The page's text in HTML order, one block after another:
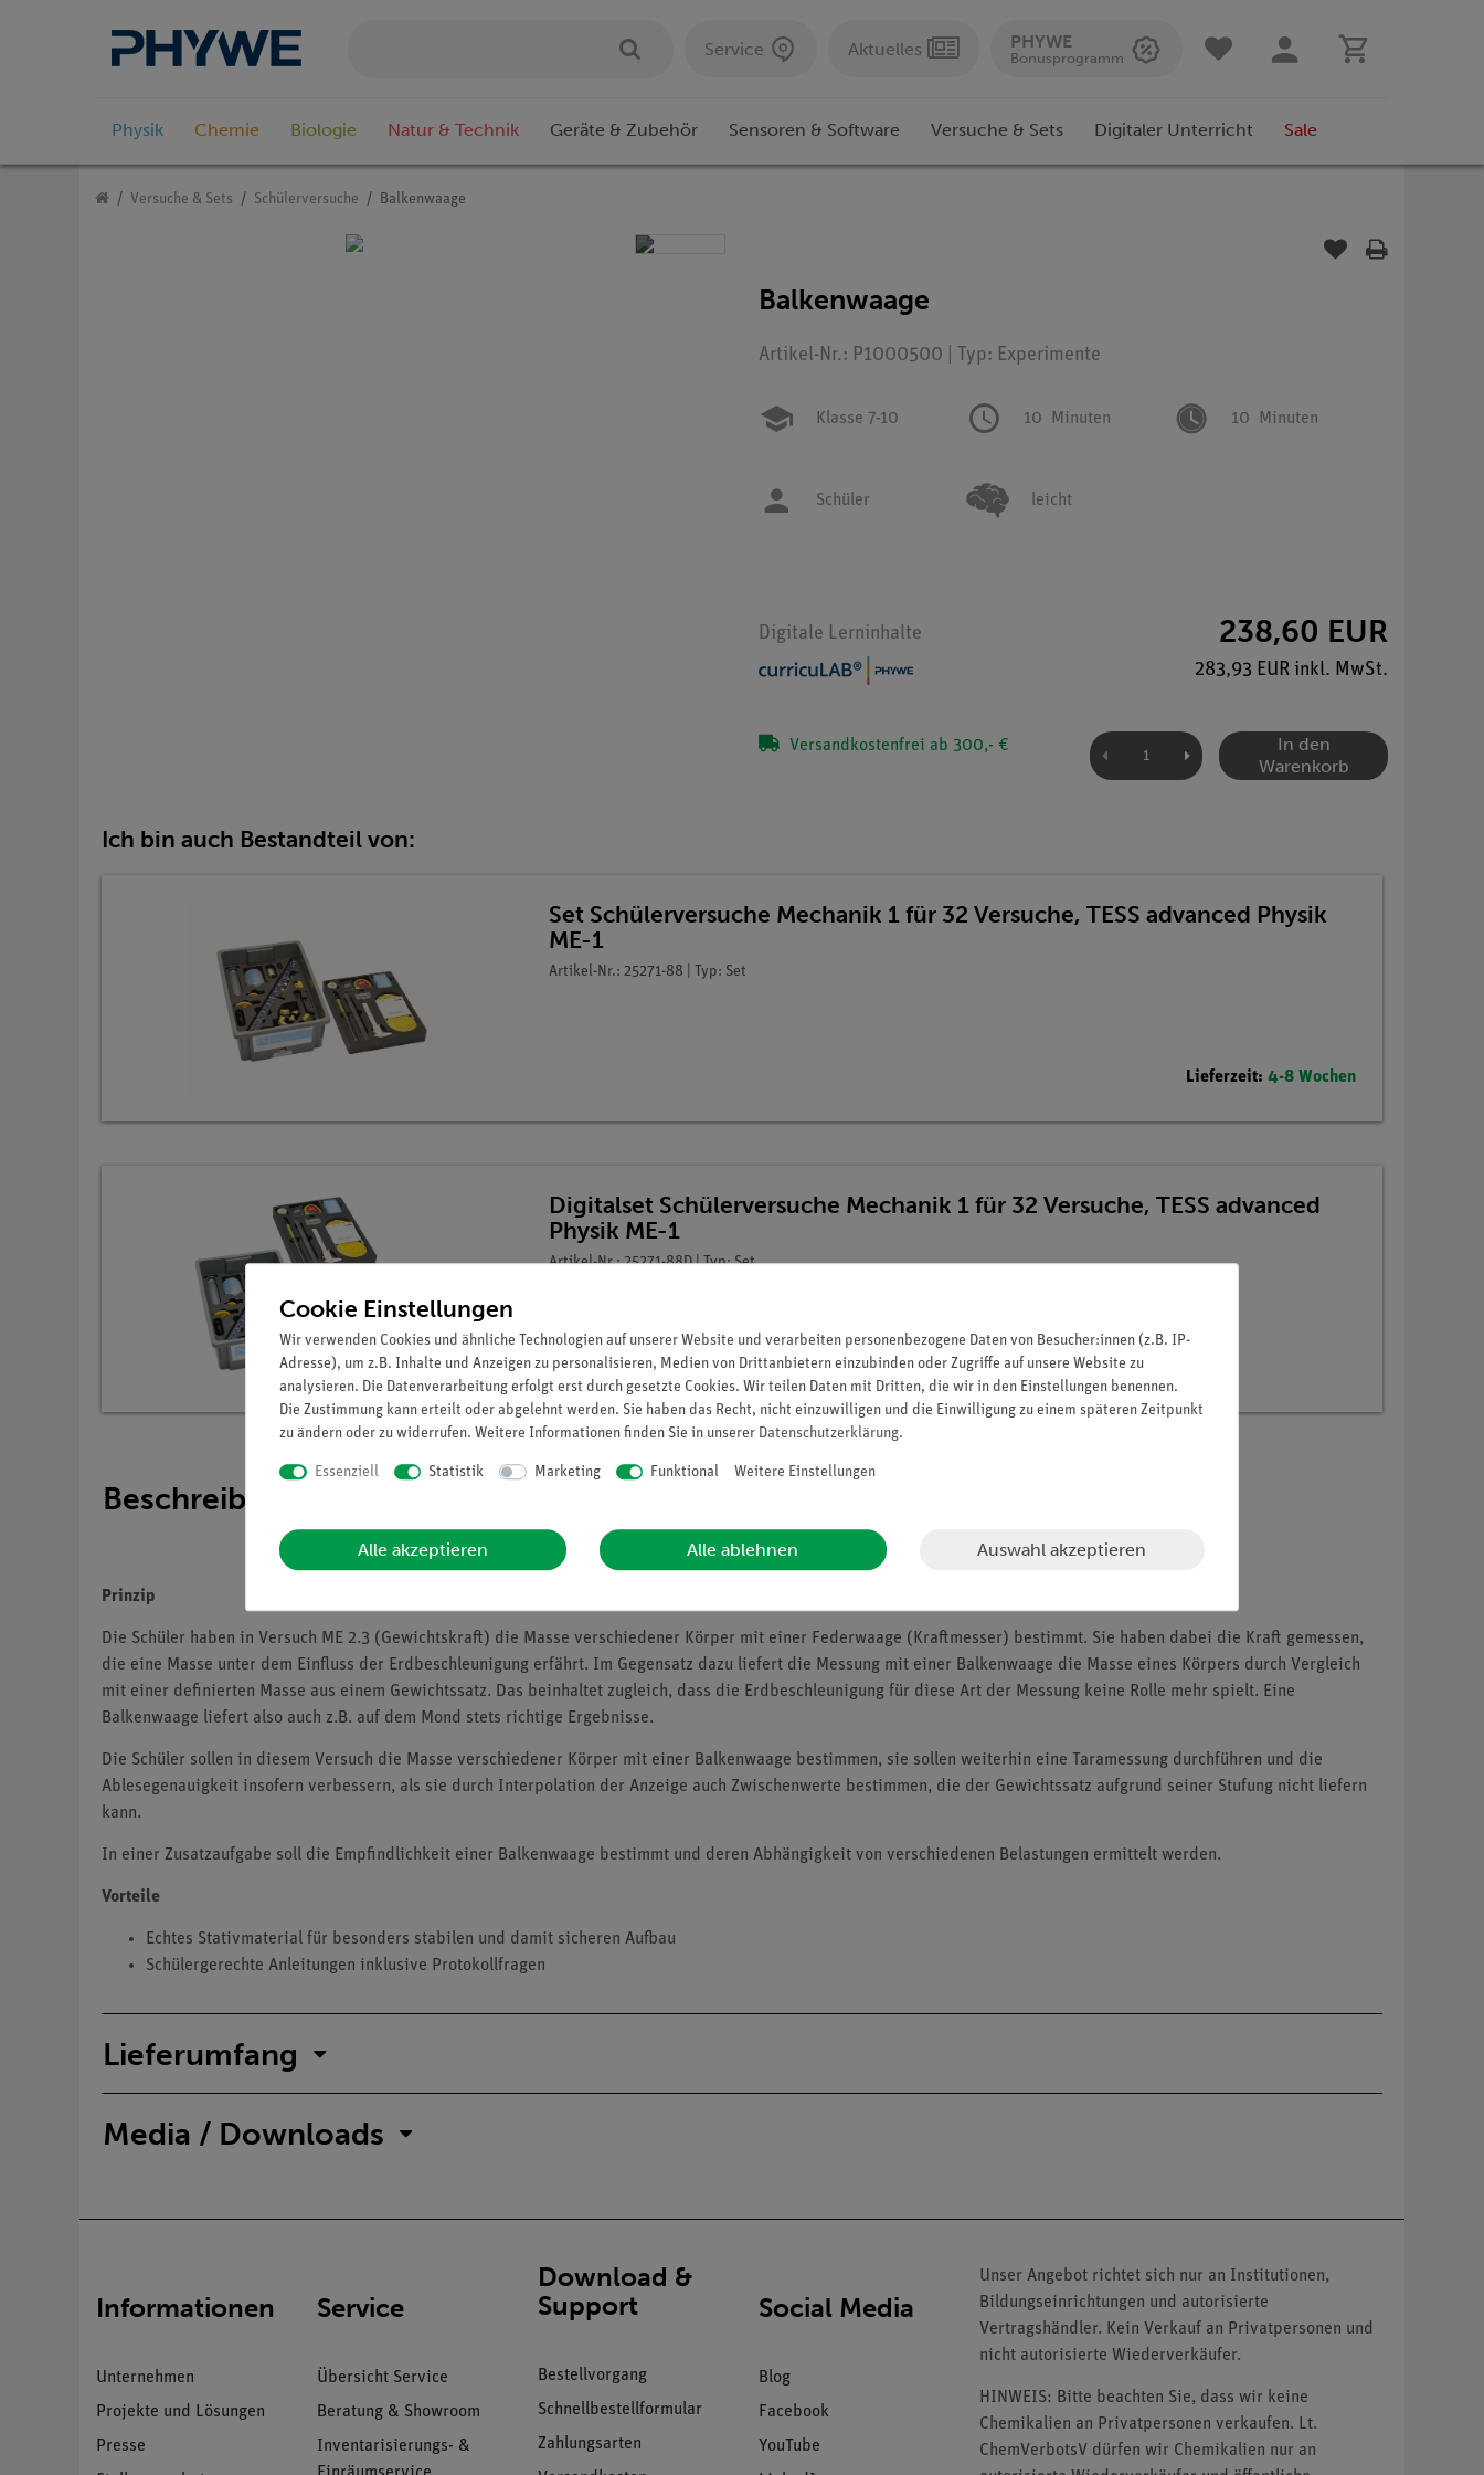
Service Aktuelles PHYWE
Bonusprogramm
Physik Chemie Biologie Natur & Technik Geräte & Zubehör Sensoren & Software Versuche & Sets Digitaler Unterricht Sale
Versuche & Sets Schülerversuche Balkenwaage
Balkenwaage
Artikel-Nr.: P1000500 | Typ: Experimente
Klasse 7-10 10 Minuten 10 Minuten
Schüler leicht
Digitale Lerninhalte 238,60 EUR
283,93 EUR inkl. MwSt.
Versandkostenfrei ab 300,- €
In den
Warenkorb
Ich bin auch Bestandteil von:
Set Schülerversuche Mechanik 1 für 32 Versuche, TESS advanced Physik
ME-1
Artikel-Nr.: 25271-88 | Typ: Set
Lieferzeit: 4-8 Wochen
Digitalset Schülerversuche Mechanik 1 für 32 Versuche, TESS advanced
Physik ME-1
Artikel-Nr.: 25271-88D | Typ: Set
Beschreibung
Prinzip
Die Schüler haben in Versuch ME 2.3 (Gewichtskraft) die Masse verschiedener Körper mit einer Federwaage (Kraftmesser) bestimmt. Sie haben dabei die Kraft gemessen,
die eine Masse unter dem Einfluss der Erdbeschleunigung erfährt. Im Gegensatz dazu liefert die Messung mit einer Balkenwaage die Masse eines Körpers durch Vergleich
mit einer definierten Masse aus einem Gewichtssatz. Das beinhaltet zugleich, dass die Erdbeschleunigung für diese Art der Messung keine Rolle mehr spielt. Eine
Balkenwaage liefert also auch z.B. auf dem Mond stets richtige Ergebnisse.
Die Schüler sollen in diesem Versuch die Masse verschiedener Körper mit einer Balkenwaage bestimmen, sie sollen weiterhin eine Taramessung durchführen und die
Ablesegenauigkeit insofern verbessern, als sie durch Interpolation der Anzeige auch Zwischenwerte bestimmen, die der Gewichtssatz aufgrund seiner Stufung nicht liefern
kann.
In einer Zusatzaufgabe soll die Empfindlichkeit einer Balkenwaage bestimmt und deren Abhängigkeit von verschiedenen Belastungen ermittelt werden.
Vorteile
Echtes Stativmaterial für besonders stabilen und damit sicheren Aufbau
Schülergerechte Anleitungen inklusive Protokollfragen
Lieferumfang
Media / Downloads
Informationen
Unternehmen
Projekte und Lösungen
Presse
Service
Übersicht Service
Beratung & Showroom
Inventarisierungs- &
Download &
Support
Bestellvorgang
Schnellbestellformular
Zahlungsarten
Social Media
Blog
Facebook
YouTube
Unser Angebot richtet sich nur an Institutionen,
Bildungseinrichtungen und autorisierte
Vertragshändler. Kein Verkauf an Privatpersonen und
nicht autorisierte Wiederverkäufer.
HINWEIS: Bitte beachten Sie, dass wir keine
Chemikalien an Privatpersonen verkaufen. Lt.
ChemVerbotsV dürfen wir Chemikalien nur an
Cookie Einstellungen
Wir verwenden Cookies und ähnliche Technologien auf unserer Website und verarbeiten personenbezogene Daten von Besucher:innen (z.B. IP-
Adresse), um z.B. Inhalte und Anzeigen zu personalisieren, Medien von Drittanbietern einzubinden oder Zugriffe auf unsere Website zu
analysieren. Die Datenverarbeitung erfolgt erst durch gesetzte Cookies. Wir teilen Daten mit Dritten, die wir in den Einstellungen benennen.
Die Zustimmung kann erteilt oder abgelehnt werden. Sie haben das Recht, nicht einzuwilligen und die Einwilligung zu einem späteren Zeitpunkt
zu ändern oder zu widerrufen. Weitere Informationen finden Sie in unserer Daten­schutz­erklärung.
Essenziell Statistik Marketing Funktional Weitere Einstellungen
Alle akzeptieren Alle ablehnen Auswahl akzeptieren